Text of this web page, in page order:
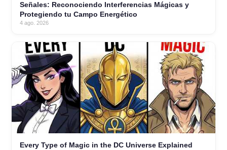
Señales: Reconociendo Interferencias Mágicas y
Protegiendo tu Campo Energético
4 ago. 2026
Every Type of Magic in the DC Universe Explained